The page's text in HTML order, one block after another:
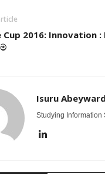
Cup 2016: Innovation :
Isuru
Studying Information